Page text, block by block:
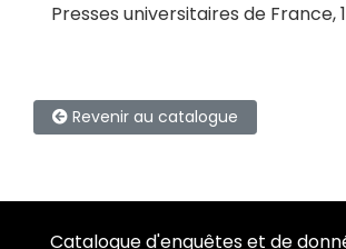
Presses universitaires de France,
Revenir au catalogue
Catalogue d'enquêtes et de